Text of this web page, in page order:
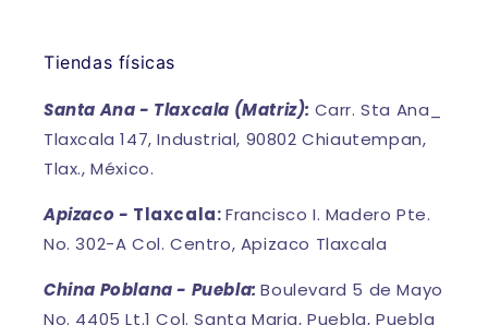
Tiendas físicas
Santa Ana - Tlaxcala (Matriz): Carr. Sta Ana_
Tlaxcala 147, Industrial, 90802 Chiautempan,
Tlax., México.
Apizaco - Tlaxcala:Francisco I. Madero Pte.
No. 302-A Col. Centro, Apizaco Tlaxcala
China Poblana - Puebla:Boulevard 5 de Mayo
No. 4405 Lt.1 Col. Santa Maria, Puebla, Puebla